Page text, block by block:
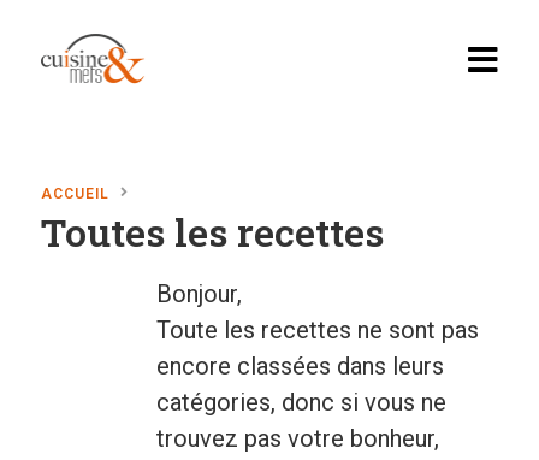
Accueil
Recettes
Apéritif, brunch…
Desserts
ACCUEIL
Toutes les recettes
Bonjour,
Toute les recettes ne sont pas
encore classées dans leurs
catégories, donc si vous ne
trouvez pas votre bonheur,